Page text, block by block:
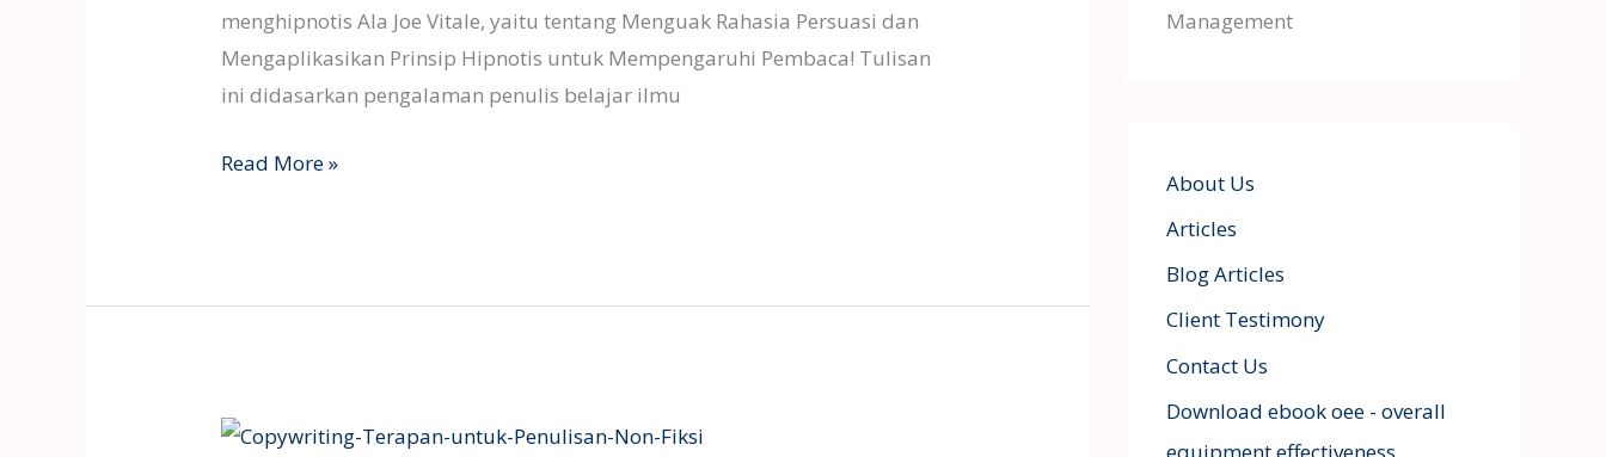
menghipnotis Ala Joe Vitale, yaitu tentang Menguak Rahasia Persuasi dan
Mengaplikasikan Prinsip Hipnotis untuk Mempengaruhi Pembaca! Tulisan
ini didasarkan pengalaman penulis belajar ilmu
Read More »
Copywriting
Management
About Us
Articles
Blog Articles
Client Testimony
Contact Us
Download ebook oee - overall
equipment effectiveness